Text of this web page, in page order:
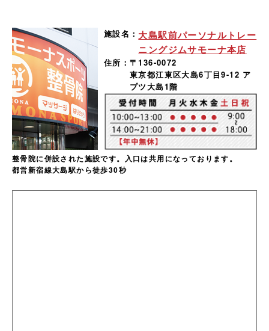
施設名： 大島駅前パーソナルトレー
ニングジムサモーナ本店
住所： 〒136-0072
東京都江東区大島6丁目9-12 ア
プツ大島1階
整骨院に併設された施設です。入口は共用になっております。
都営新宿線大島駅から徒歩30秒